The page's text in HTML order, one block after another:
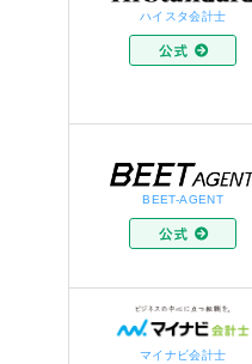
ハイスタ会計士
BEET-AGENT
マイナビ会計士